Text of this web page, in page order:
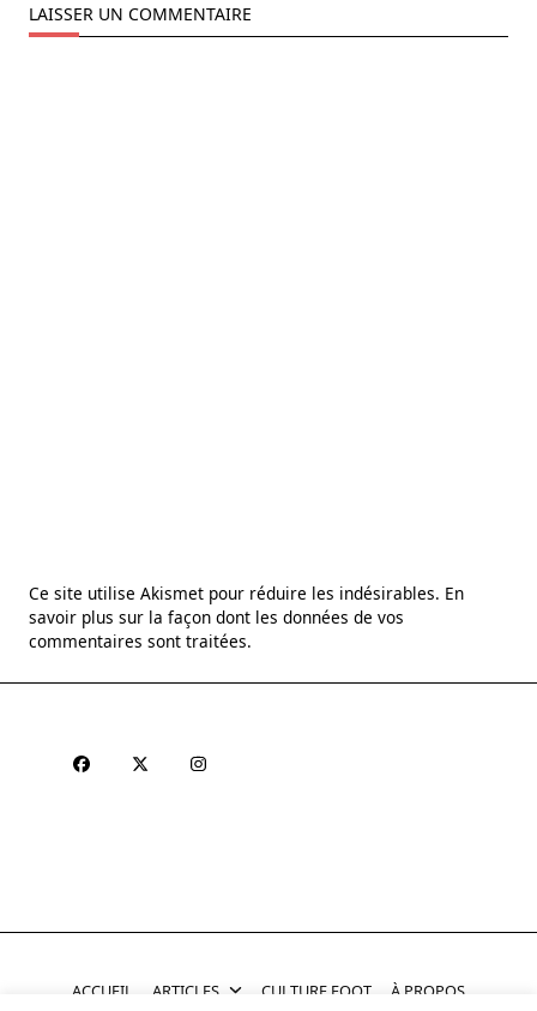
LAISSER UN COMMENTAIRE
Ce site utilise Akismet pour réduire les indésirables. En
savoir plus sur la façon dont les données de vos
commentaires sont traitées.
ACCUEIL ARTICLES CULTURE FOOT À PROPOS